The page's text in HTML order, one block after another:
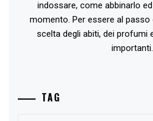
indossare, come abbinarlo
momento. Per essere al passo
scelta degli abiti, dei profumi
TAG